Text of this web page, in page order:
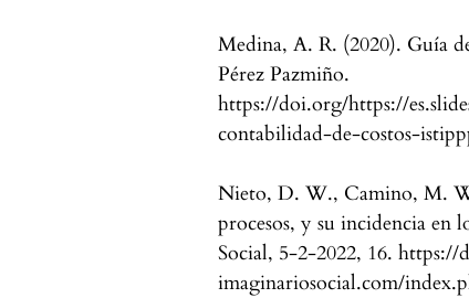
Medina, A. R. (2020). Guía
Pérez Pazmiño.
https://doi.org/https://
contabilidad-de-costos-
Nieto, D. W., Camino, M.
procesos, y su incidencia en
Social, 5-2-2022, 16.
imaginariosocial.com/